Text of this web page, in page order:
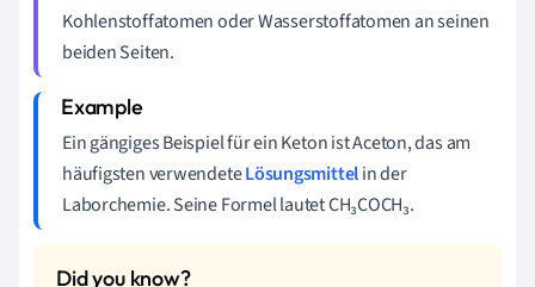
Kohlenstoffatomen oder Wasserstoffatomen an seinen
beiden Seiten.
Ein gängiges Beispiel für ein Keton ist Aceton, das am
häufigsten verwendeteLösungsmittelin der
Laborchemie. Seine Formel lautet CH₃COCH₃.